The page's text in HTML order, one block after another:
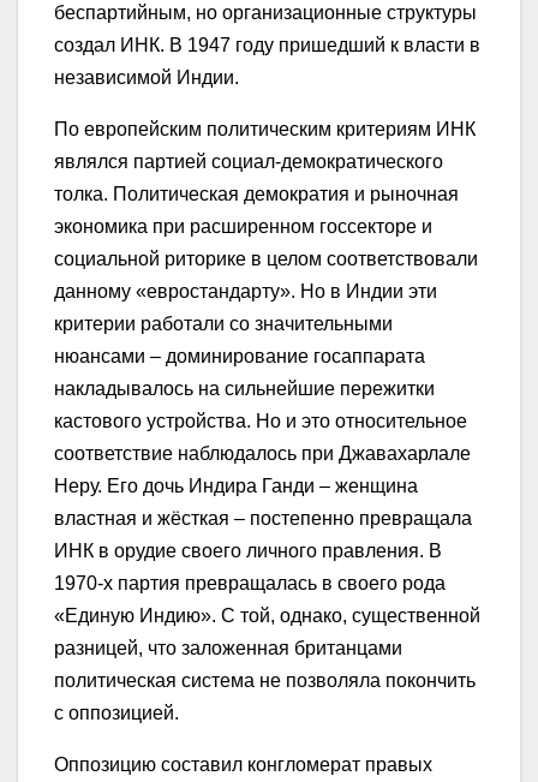
беспартийным, но организационные структуры
создал ИНК. В 1947 году пришедший к власти в
независимой Индии.
По европейским политическим критериям ИНК
являлся партией социал-демократического
толка. Политическая демократия и рыночная
экономика при расширенном госсекторе и
социальной риторике в целом соответствовали
данному «евростандарту». Но в Индии эти
критерии работали со значительными
нюансами – доминирование госаппарата
накладывалось на сильнейшие пережитки
кастового устройства. Но и это относительное
соответствие наблюдалось при Джавахарлале
Неру. Его дочь Индира Ганди – женщина
властная и жёсткая – постепенно превращала
ИНК в орудие своего личного правления. В
1970-х партия превращалась в своего рода
«Единую Индию». С той, однако, существенной
разницей, что заложенная британцами
политическая система не позволяла покончить
с оппозицией.
Оппозицию составил конгломерат правых